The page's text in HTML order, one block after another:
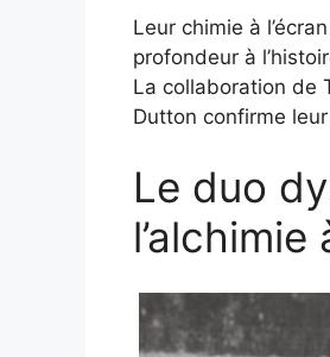
Leur chimie à
profondeur à
La collaboration de
Dutton confirme
Le duo
l’alchimie